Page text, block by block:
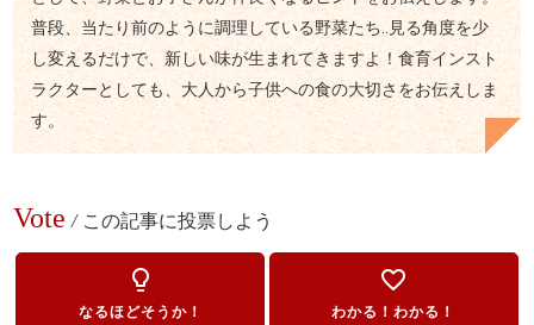
普段、当たり前のように調理している野菜たち‥見る角度を少
し変えるだけで、新しい味が生まれてきますよ！食育インスト
ラクターとしても、大人から子供への食の大切さをお伝えしま
す。
Vote / この記事に投票しよう
lightbulb_outline
なるほどそうか！
favorite_border
わかる！わかる！